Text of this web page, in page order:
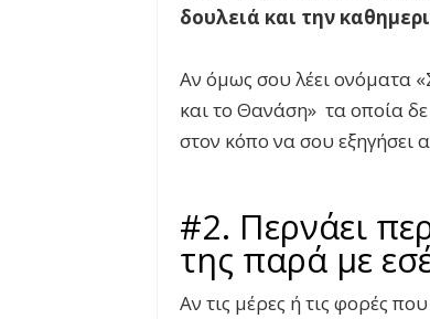
δουλειά και την
Αν όμως σου λέει ονόματα
και το Θανάση» τα οποία
στον κόπο να σου εξηγήσει
#2. Περνάει
της παρά με
Αν τις μέρες ή τις φορές